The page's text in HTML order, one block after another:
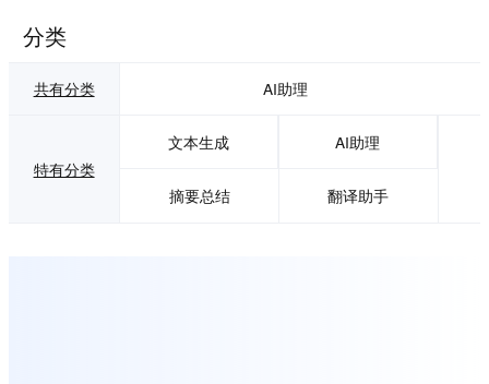
分类
共有分类 AI助理
特有分类
文本生成
摘要总结
AI助理
翻译助手